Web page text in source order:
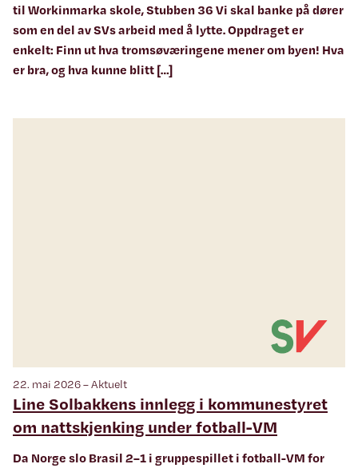
til Workinmarka skole, Stubben 36 Vi skal banke på dører
som en del av SVs arbeid med å lytte. Oppdraget er
enkelt: Finn ut hva tromsøværingene mener om byen! Hva
er bra, og hva kunne blitt […]
22. mai 2026 – Aktuelt
Line Solbakkens innlegg i kommunestyret
om nattskjenking under fotball-VM
Da Norge slo Brasil 2–1 i gruppespillet i fotball-VM for